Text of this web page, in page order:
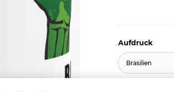
Aufdruck
Brasilien